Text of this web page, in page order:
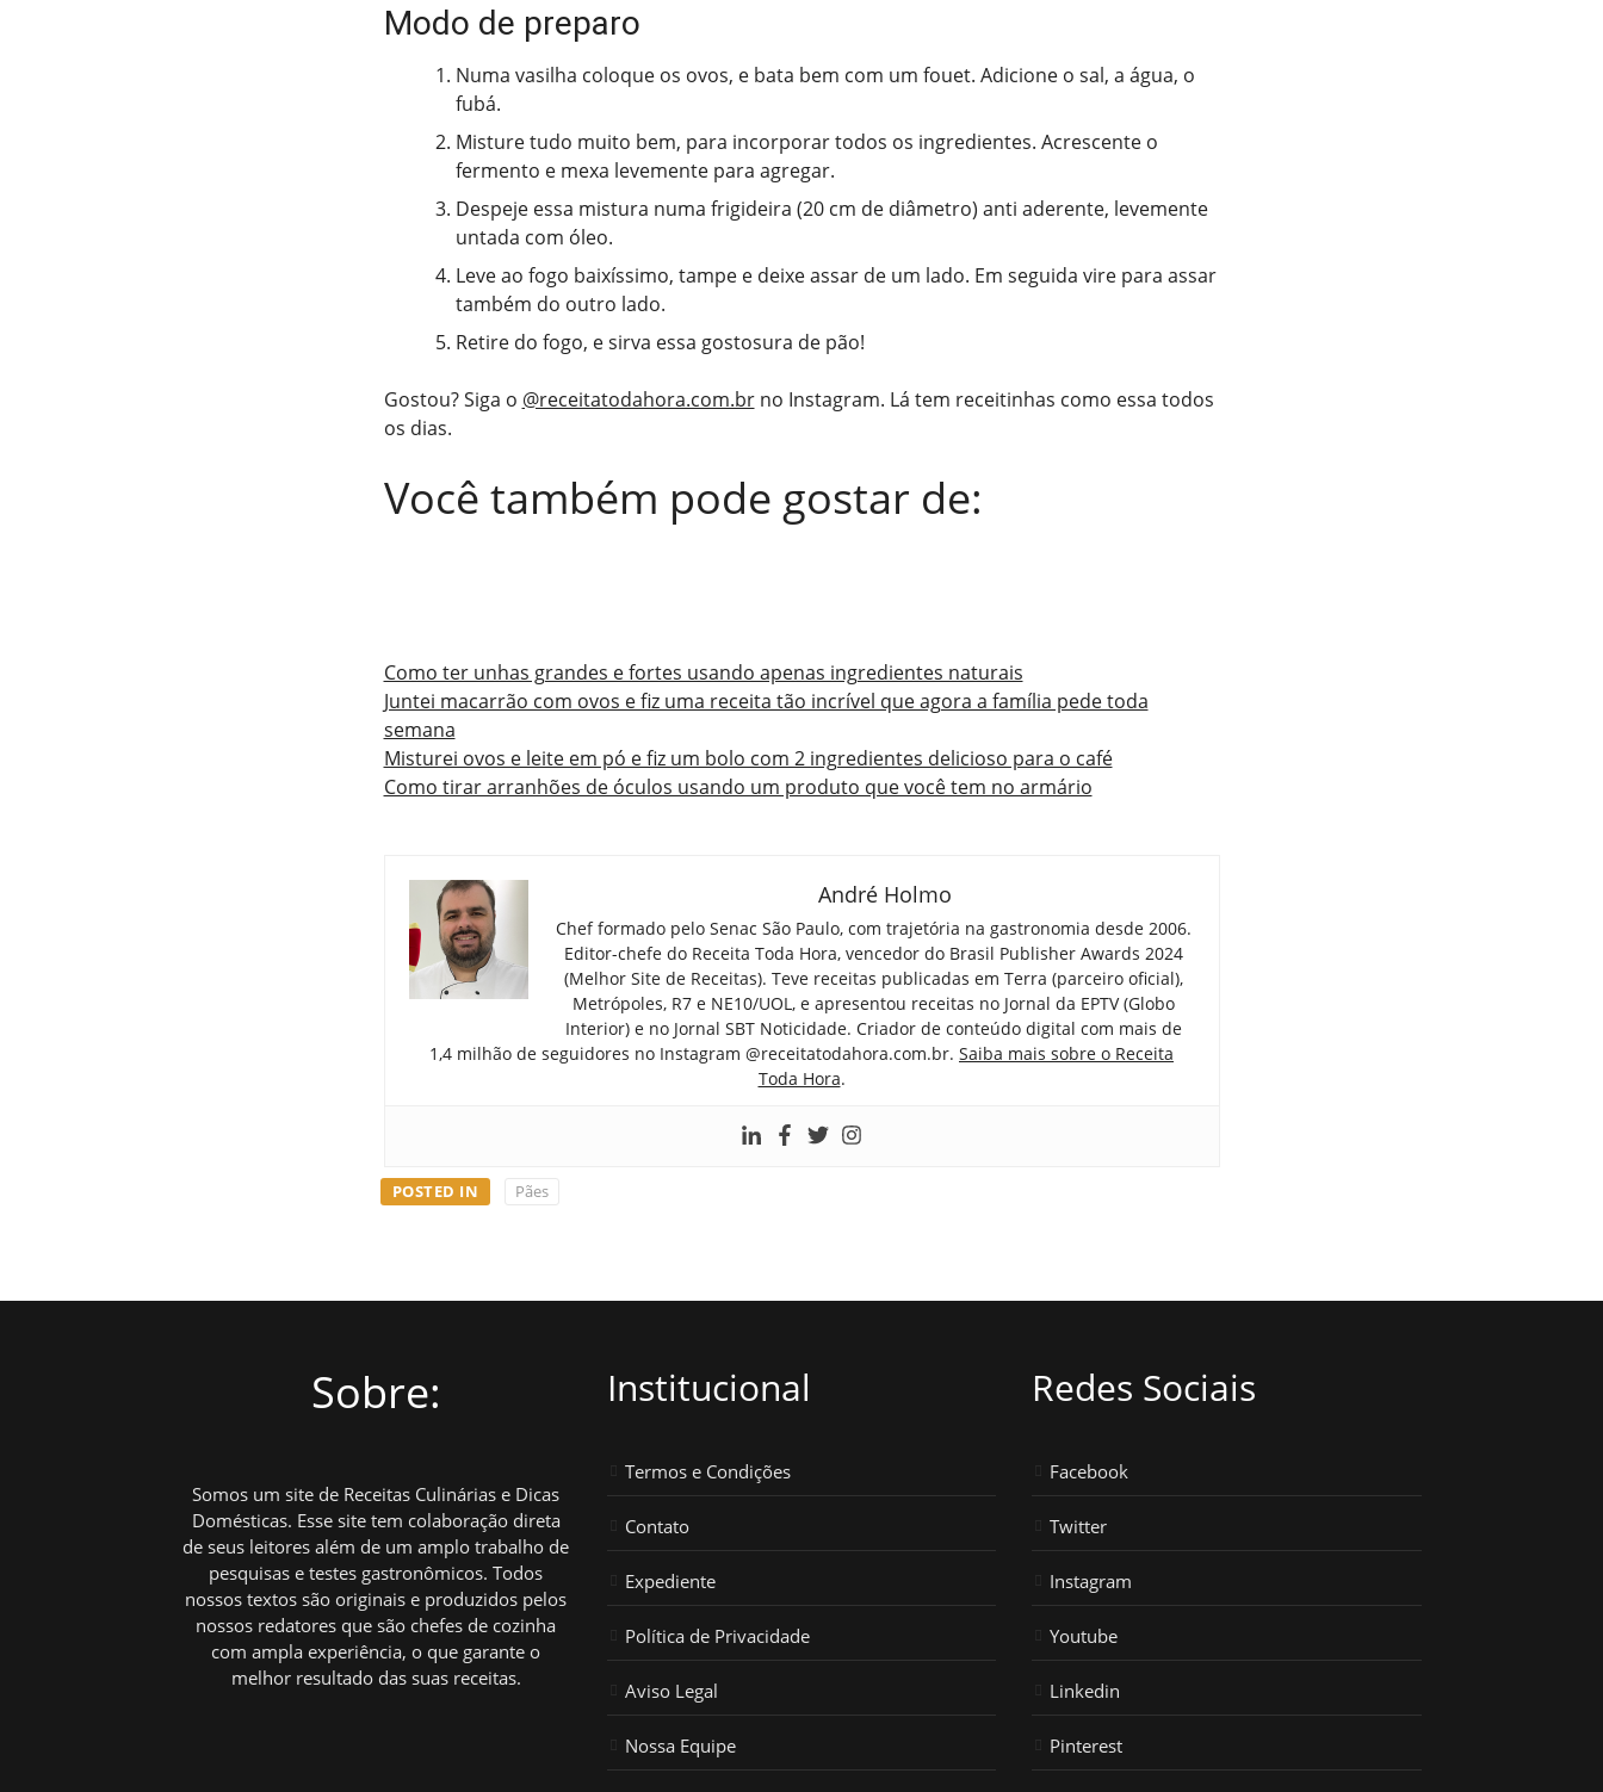
Modo de preparo
Numa vasilha coloque os ovos, e bata bem com um fouet. Adicione o sal, a água, o
fubá.
Misture tudo muito bem, para incorporar todos os ingredientes. Acrescente o
fermento e mexa levemente para agregar.
Despeje essa mistura numa frigideira (20 cm de diâmetro) anti aderente, levemente
untada com óleo.
Leve ao fogo baixíssimo, tampe e deixe assar de um lado. Em seguida vire para assar
também do outro lado.
Retire do fogo, e sirva essa gostosura de pão!
Gostou? Siga o @receitatodahora.com.brno Instagram. Lá tem receitinhas como essa todos
os dias.
Você também pode gostar de:
Como ter unhas grandes e fortes usando apenas ingredientes naturais
Juntei macarrão com ovos e fiz uma receita tão incrível que agora a família pede toda
semana
Misturei ovos e leite em pó e fiz um bolo com 2 ingredientes delicioso para o café
Como tirar arranhões de óculos usando um produto que você tem no armário
André Holmo
Chef formado pelo Senac São Paulo, com trajetória na gastronomia desde 2006.
Editor-chefe do Receita Toda Hora, vencedor do Brasil Publisher Awards 2024
(Melhor Site de Receitas). Teve receitas publicadas em Terra (parceiro oficial),
Metrópoles, R7 e NE10/UOL, e apresentou receitas no Jornal da EPTV (Globo
Interior) e no Jornal SBT Noticidade. Criador de conteúdo digital com mais de
1,4 milhão de seguidores no Instagram @receitatodahora.com.br. Saiba mais sobre o Receita
Toda Hora.
POSTED IN Pães
Sobre:
Somos um site de Receitas Culinárias e Dicas
Domésticas. Esse site tem colaboração direta
de seus leitores além de um amplo trabalho de
pesquisas e testes gastronômicos. Todos
nossos textos são originais e produzidos pelos
nossos redatores que são chefes de cozinha
com ampla experiência, o que garante o
melhor resultado das suas receitas.
Institucional
Termos e Condições
Contato
Expediente
Política de Privacidade
Aviso Legal
Nossa Equipe
Redes Sociais
Facebook
Twitter
Instagram
Youtube
Linkedin
Pinterest